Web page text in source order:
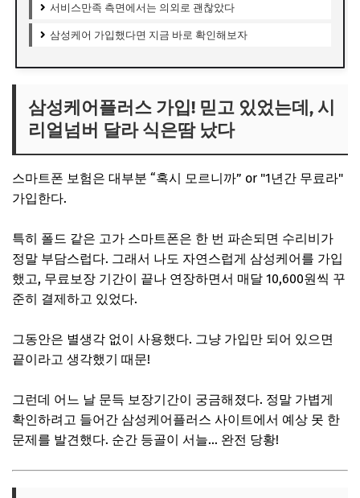
서비스만족 측면에서는 의외로 괜찮았다
삼성케어 가입했다면 지금 바로 확인해보자
삼성케어플러스 가입! 믿고 있었는데, 시
리얼넘버 달라 식은땀 났다
스마트폰 보험은 대부분 “혹시 모르니까” or "1년간 무료라"
가입한다.
특히 폴드 같은 고가 스마트폰은 한 번 파손되면 수리비가
정말 부담스럽다. 그래서 나도 자연스럽게 삼성케어를 가입
했고, 무료보장 기간이 끝나 연장하면서 매달 10,600원씩 꾸
준히 결제하고 있었다.
그동안은 별생각 없이 사용했다. 그냥 가입만 되어 있으면
끝이라고 생각했기 때문!
그런데 어느 날 문득 보장기간이 궁금해졌다. 정말 가볍게
확인하려고 들어간 삼성케어플러스 사이트에서 예상 못 한
문제를 발견했다. 순간 등골이 서늘... 완전 당황!